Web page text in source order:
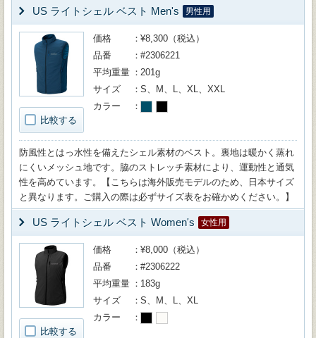
US ライトシェル ベスト Men's 男性用
比較する
価格
¥8,300（税込）
品番
#2306221
平均重量
201g
サイズ
S、M、L、XL、XXL
カラー
防風性とはっ水性を備えたシェル素材のベスト。裏地は暖かく蒸れ
にくいメッシュ地です。脇のストレッチ素材により、運動性と通気
性を高めています。【こちらは海外販売モデルのため、日本サイズ
と異なります。ご購入の際は必ずサイズ表をお確かめください。】
US ライトシェル ベスト Women's 女性用
比較する
価格
¥8,000（税込）
品番
#2306222
平均重量
183g
サイズ
S、M、L、XL
カラー